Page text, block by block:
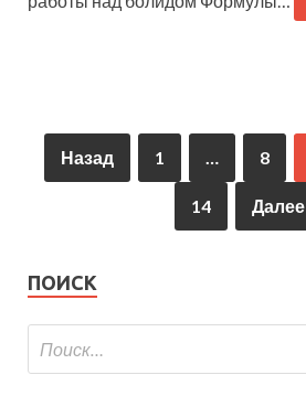
Назад 1 … 8
14 Далее
ПОИСК